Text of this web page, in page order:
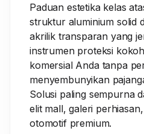
Paduan estetika kelas
struktur aluminium solid
akrilik transparan yang
instrumen proteksi
komersial Anda tanpa
menyembunyikan
Solusi paling sempurna
elit mall, galeri
otomotif premium.